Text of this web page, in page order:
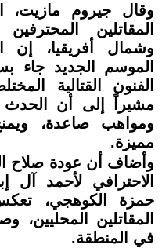
وقال جيروم مازيت،
المقاتلين
وشمال أفريقيا، إن
الموسم الجديد جاء
الفنون القتالية
مشيراً إلى أن الحدث
ومواهب صاعدة،
مميزة.
وأضاف أن عودة صلاح
الاحترافي لأحمد آل
حمزة الكوهجي،
المقاتلين
في المنطقة.